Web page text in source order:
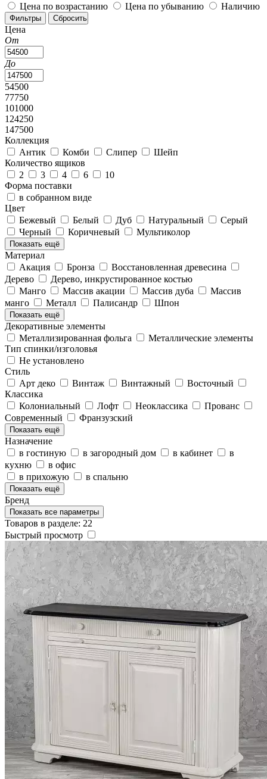
Цена по возрастанию
Цена по убыванию Наличию
Цена
От
До
54500
77750
101000
124250
147500
Коллекция
Антик
Комби Слипер
Шейп
Количество ящиков
2
3 4 6
10
Форма поставки
в собранном виде
Цвет
Бежевый
Белый Дуб Натуральный
Серый
Черный
Коричневый Мультиколор
Показать ещё
Материал
Акация
Бронза
Восстановленная древесина
Дерево
Дерево, инкрустированное костью
Манго
Массив акации Массив дуба
Массив
манго
Металл Палисандр Шпон
Показать ещё
Декоративные элементы
Металлизированная фольга
Металлические элементы
Тип спинки/изголовья
Не установлено
Стиль
Арт деко
Винтаж Винтажный
Восточный
Классика
Колониальный
Лофт Неоклассика
Прованс
Современный
Франзузский
Показать ещё
Назначение
в гостиную
в загородный дом в кабинет
в
кухню
в офис
в прихожую
в спальню
Показать ещё
Бренд
Показать все параметры
Товаров в разделе: 22
Быстрый просмотр